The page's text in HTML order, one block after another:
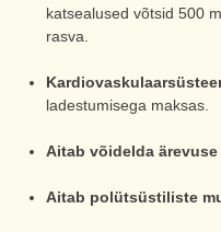
katsealused võtsid 500
rasva.
ladestumisega maksas.
Aitab võidelda
Aitab polütsüstiliste